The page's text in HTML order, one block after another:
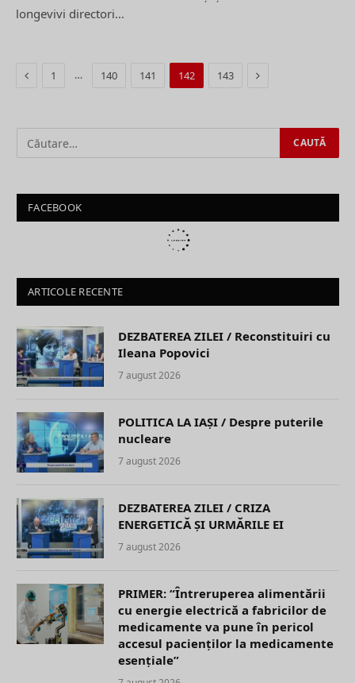
longevivi directori…
Previous
1 … 140 141 142 143 Next
FACEBOOK
ARTICOLE RECENTE
DEZBATEREA ZILEI / Reconstituiri cu
Ileana Popovici
7 august 2026
POLITICA LA IAȘI / Despre puterile
nucleare
7 august 2026
DEZBATEREA ZILEI / CRIZA
ENERGETICĂ ȘI URMĂRILE EI
7 august 2026
PRIMER: “Întreruperea alimentării
cu energie electrică a fabricilor de
medicamente va pune în pericol
accesul pacienților la medicamente
esențiale”